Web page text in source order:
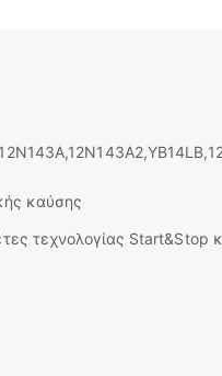
καύσης
τεχνολογίας Start&Stop